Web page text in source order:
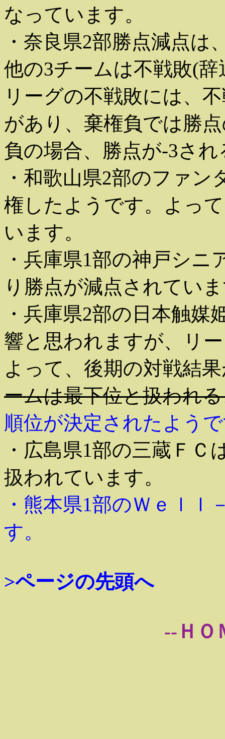
なっています。
・奈良県2部勝点減点は
他の3チームは不戦敗(
リーグの不戦敗には、
があり、棄権負では勝
負の場合、勝点が-3さ
・和歌山県2部のファ
権したようです。よっ
います。
・兵庫県1部の神戸シ
り勝点が減点されてい
・兵庫県2部の日本触媒
響と思われますが、リ
よって、後期の対戦結
ームは最下位と扱われ
順位が決定されたよう
・広島県1部の三蔵Ｆ
扱われています。
・熊本県1部のＷｅｌｌ
す。
>ページの先頭へ
--ＨＯ